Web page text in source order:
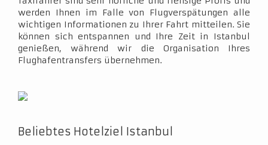
werden Ihnen im Falle von Flugverspätungen alle
wichtigen Informationen zu Ihrer Fahrt mitteilen. Sie
können sich entspannen und Ihre Zeit in Istanbul
genießen, während wir die Organisation Ihres
Flughafentransfers übernehmen.
Beliebtes Hotelziel Istanbul